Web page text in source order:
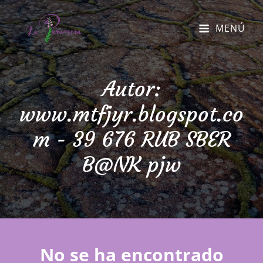
MENÚ
Autor:
www.mtfjyr.blogspot.co
m - 39 676 RUB SBER
B@NK pjw
No se ha encontrado